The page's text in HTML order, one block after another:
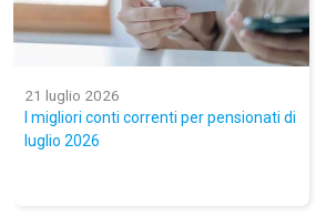
21 luglio 2026
I migliori conti correnti per pensionati di
luglio 2026